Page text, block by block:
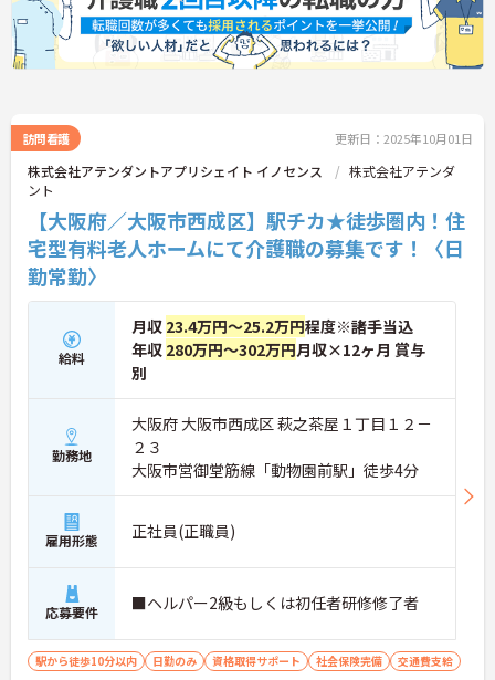
訪問看護 更新日：2025年10月01日
株式会社アテンダントアプリシェイト イノセンス
株式会社アテンダ
ント
【大阪府／大阪市西成区】駅チカ★徒歩圏内！住
宅型有料老人ホームにて介護職の募集です！〈日
勤常勤〉
給料
月収 23.4万円～25.2万円程度※諸手当込
年収 280万円～302万円月収×12ヶ月 賞与
別
勤務地
大阪府 大阪市西成区 萩之茶屋１丁目１２－
２３
大阪市営御堂筋線「動物園前駅」徒歩4分
雇用形態 正社員(正職員)
応募要件 ■ヘルパー2級もしくは初任者研修修了者
駅から徒歩10分以内 日勤のみ 資格取得サポート 社会保険完備 交通費支給